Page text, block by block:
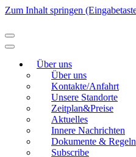
Zum Inhalt springen
Über uns
Über uns
Kontakte/Anfahrt
Unsere Standorte
Zeitplan&Preise
Aktuelles
Innere Nachrichten
Dokumente & Regeln
Subscribe